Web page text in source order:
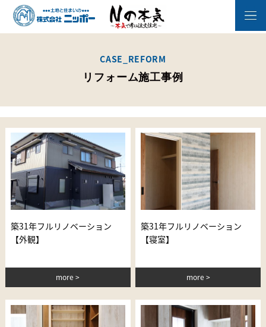
CASE_REFORM
リフォーム施工事例
築31年フルリノベーション
【外観】
more
築31年フルリノベーション
【寝室】
more